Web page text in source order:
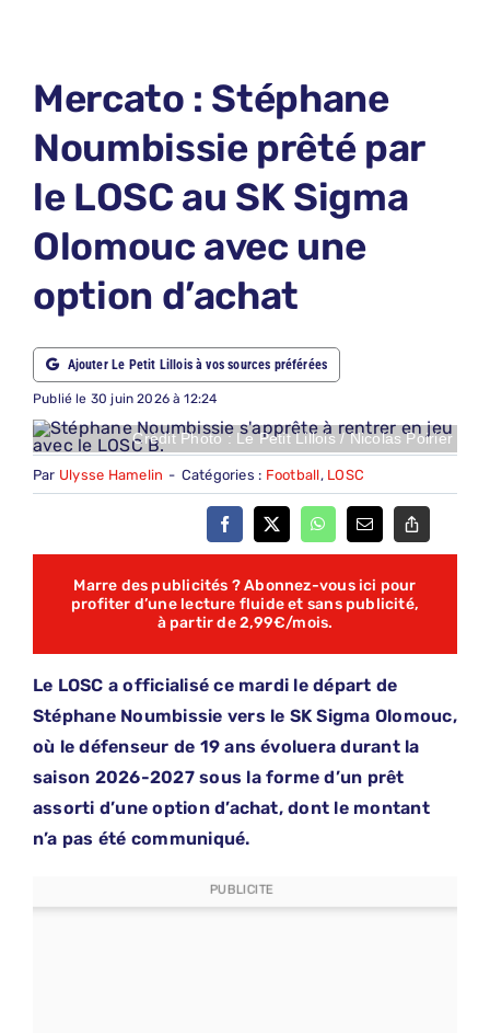
ABONNEMENTS
NOUS CONTACTER
NOUS SUIVRE
Rechercher:
Mercato : Stéphane
Noumbissie prêté par
le LOSC au SK Sigma
Olomouc avec une
option d’achat
Ajouter Le Petit Lillois à vos sources préférées
Publié le 30 juin 2026 à 12:24
Crédit Photo : Le Petit Lillois / Nicolas Poirier
Par Ulysse Hamelin - Catégories : Football, LOSC
Marre des publicités ? Abonnez-vous ici pour
profiter d’une lecture fluide et sans publicité,
à partir de 2,99€/mois.
Le LOSC a officialisé ce mardi le départ de
Stéphane Noumbissie vers le SK Sigma Olomouc,
où le défenseur de 19 ans évoluera durant la
saison 2026-2027 sous la forme d’un prêt
assorti d’une option d’achat, dont le montant
n’a pas été communiqué.
PUBLICITE